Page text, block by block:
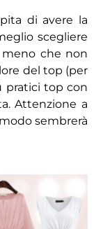
di avere la
scegliere
che non
del top (per
pratici top con
Attenzione a
sembrerà